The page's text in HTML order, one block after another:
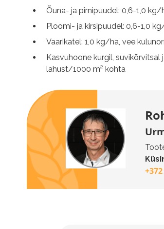
Õuna- ja pirnipuudel: 0,6-1,0
Ploomi- ja kirsipuudel: 0,6-1,0
Vaarikatel: 1,0 kg/ha, vee
Kasvuhoone kurgil,
lahust/1000 m² kohta